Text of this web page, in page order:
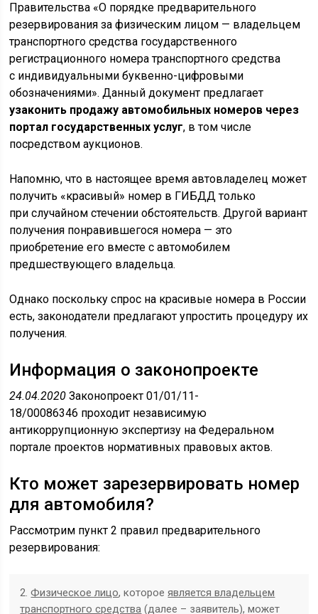
Правительства «О порядке предварительного
резервирования за физическим лицом — владельцем
транспортного средства государственного
регистрационного номера транспортного средства
с индивидуальными буквенно-цифровыми
обозначениями». Данный документ предлагает
узаконить продажу автомобильных номеров через
портал государственных услуг, в том числе
посредством аукционов.
Напомню, что в настоящее время автовладелец может
получить «красивый» номер в ГИБДД только
при случайном стечении обстоятельств. Другой вариант
получения понравившегося номера — это
приобретение его вместе с автомобилем
предшествующего владельца.
Однако поскольку спрос на красивые номера в России
есть, законодатели предлагают упростить процедуру их
получения.
Информация о законопроекте
24.04.2020 Законопроект 01/01/11-
18/00086346 проходит независимую
антикоррупционную экспертизу на Федеральном
портале проектов нормативных правовых актов.
Кто может зарезервировать номер
для автомобиля?
Рассмотрим пункт 2 правил предварительного
резервирования:
2.Физическое лицо, котороеявляется владельцем
транспортного средства (далее – заявитель), может